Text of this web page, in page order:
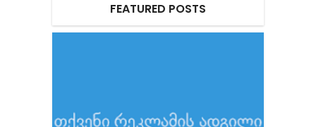
FEATURED POSTS